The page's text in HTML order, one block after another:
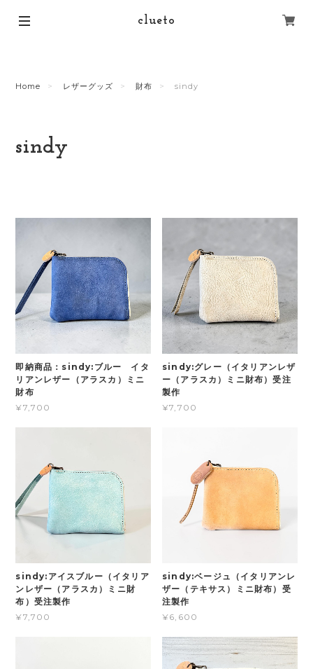
clueto
Home レザーグッズ 財布 sindy
sindy
即納商品：sindy:ブルー イタ
リアンレザー（アラスカ）ミニ
財布
¥7,700
sindy:グレー（イタリアンレザ
ー（アラスカ）ミニ財布）受注
製作
¥7,700
sindy:アイスブルー（イタリア
ンレザー（アラスカ）ミニ財
布）受注製作
¥7,700
sindy:ベージュ（イタリアンレ
ザー（テキサス）ミニ財布）受
注製作
¥6,600